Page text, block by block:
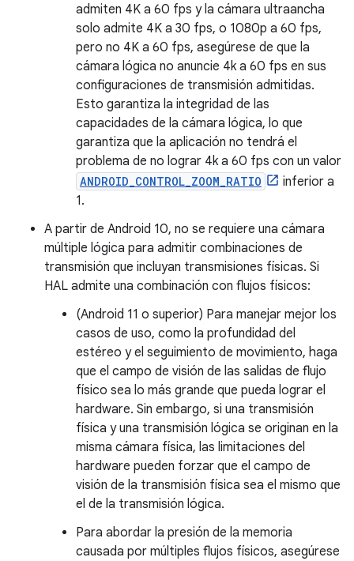
admiten 4K a 60 fps y la cámara ultraancha
solo admite 4K a 30 fps, o 1080p a 60 fps,
pero no 4K a 60 fps, asegúrese de que la
cámara lógica no anuncie 4k a 60 fps en sus
configuraciones de transmisión admitidas.
Esto garantiza la integridad de las
capacidades de la cámara lógica, lo que
garantiza que la aplicación no tendrá el
problema de no lograr 4k a 60 fps con un valor
ANDROID_CONTROL_ZOOM_RATIO
inferior a
1.
A partir de Android 10, no se requiere una cámara
múltiple lógica para admitir combinaciones de
transmisión que incluyan transmisiones físicas. Si
HAL admite una combinación con flujos físicos:
(Android 11 o superior) Para manejar mejor los
casos de uso, como la profundidad del
estéreo y el seguimiento de movimiento, haga
que el campo de visión de las salidas de flujo
físico sea lo más grande que pueda lograr el
hardware. Sin embargo, si una transmisión
física y una transmisión lógica se originan en la
misma cámara física, las limitaciones del
hardware pueden forzar que el campo de
visión de la transmisión física sea el mismo que
el de la transmisión lógica.
Para abordar la presión de la memoria
causada por múltiples flujos físicos, asegúrese